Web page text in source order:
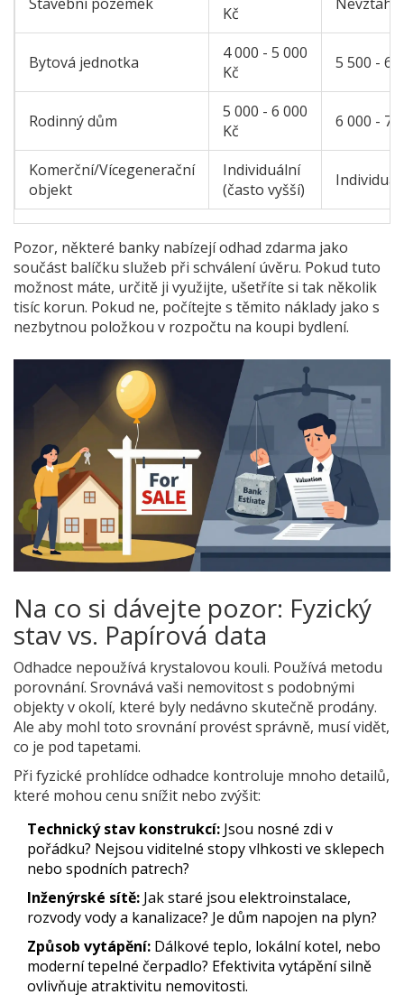
Kč
Bytová jednotka
4 000 - 5 000
Kč
5 500 - 6
Rodinný dům
5 000 - 6 000
Kč
6 000 - 7
Komerční/Vícegenerační
objekt
Individuální
(často vyšší)
Pozor, některé banky nabízejí odhad zdarma jako
součást balíčku služeb při schválení úvěru. Pokud tuto
možnost máte, určitě ji využijte, ušetříte si tak několik
tisíc korun. Pokud ne, počítejte s těmito náklady jako s
nezbytnou položkou v rozpočtu na koupi bydlení.
Na co si dávejte pozor: Fyzický
stav vs. Papírová data
Odhadce nepoužívá krystalovou kouli. Používá metodu
porovnání. Srovnává vaši nemovitost s podobnými
objekty v okolí, které byly nedávno skutečně prodány.
Ale aby mohl toto srovnání provést správně, musí vidět,
co je pod tapetami.
Při fyzické prohlídce odhadce kontroluje mnoho detailů,
které mohou cenu snížit nebo zvýšit:
Technický stav konstrukcí: Jsou nosné zdi v
pořádku? Nejsou viditelné stopy vlhkosti ve sklepech
nebo spodních patrech?
Inženýrské sítě: Jak staré jsou elektroinstalace,
rozvody vody a kanalizace? Je dům napojen na plyn?
Způsob vytápění: Dálkové teplo, lokální kotel, nebo
moderní tepelné čerpadlo? Efektivita vytápění silně
ovlivňuje atraktivitu nemovitosti.